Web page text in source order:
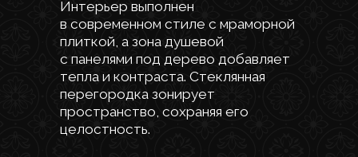
Этот проект — пример того, как
можно создать комфортное
и стильное жилье, учитывающее
потребности всех членов семьи,
от взрослых до детей.